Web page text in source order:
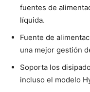
fuentes de
líquida.
Fuente de
una mejor gestión
Soporta los
incluso el modelo